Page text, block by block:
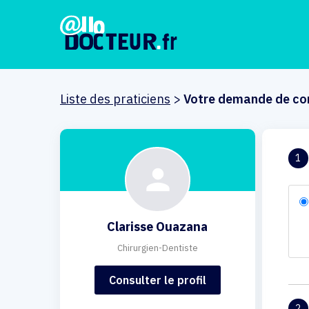
Liste des praticiens > Votre demande de
Clarisse Ouazana
Chirurgien-Dentiste
Consulter le profil
1